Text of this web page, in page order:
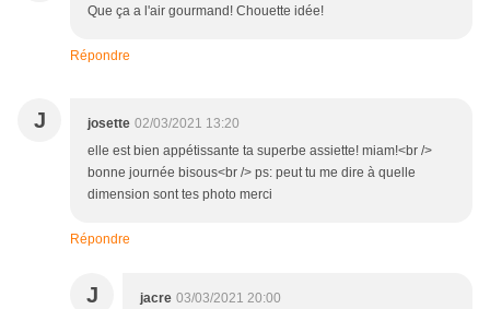
Que ça a l'air gourmand! Chouette idée!
Répondre
J josette 02/03/2021 13:20
elle est bien appétissante ta superbe assiette! miam!<br />
bonne journée bisous<br /> ps: peut tu me dire à quelle
dimension sont tes photo merci
Répondre
J jacre 03/03/2021 20:00